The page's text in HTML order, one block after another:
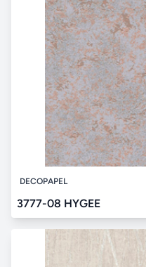
DECOPAPEL
3777-08 HYGEE